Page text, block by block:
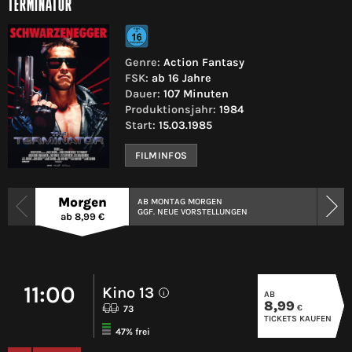
TERMINATOR
Genre: Action Fantasy
FSK: ab 16 Jahre
Dauer: 107 Minuten
Produktionsjahr: 1984
Start: 15.03.1985
FILMINFOS
Morgen
ab 8,99 €
AB MONTAG MORGEN
GGF. NEUE VORSTELLUNGEN
11:00 Kino 13 i
73
47% frei
AB
8,99 €
TICKETS KAUFEN